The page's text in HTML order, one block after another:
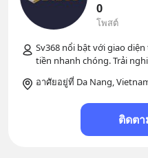
0
โพสต์
Sv368 nổi bật với giao
tiền nhanh chóng. Trải
อาศัยอยู่ที่ Da Nang,
ติดต